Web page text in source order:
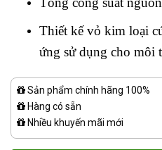
Thiết kế vỏ kim loại
ứng sử dụng cho môi
Sản phẩm chính hãng 100%
Hàng có sẵn
Nhiều khuyến mãi mới